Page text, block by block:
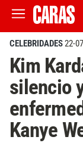
CELEBRIDADES22-
Kim
silencio
Kanye